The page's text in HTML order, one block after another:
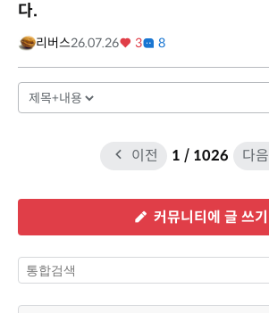
다.
리버스26.07.26 3 8
이전 1 / 1026 다음
커뮤니티에 글 쓰기